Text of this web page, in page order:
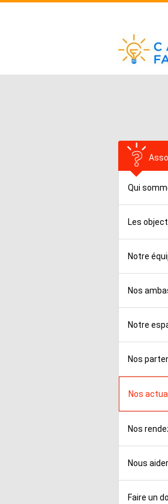
Qui
Les
Notre
Nos
Notre
Nos
Nos
Nos
Nous aider
Faire un